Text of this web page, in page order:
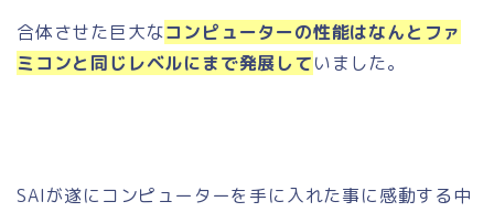
合体させた巨大なコンピューターの性能はなんとファ
ミコンと同じレベルにまで発展していました。
SAIが遂にコンピューターを手に入れた事に感動する中